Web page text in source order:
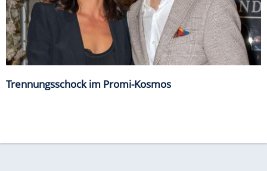
Trennungsschock im Promi-Kosmos